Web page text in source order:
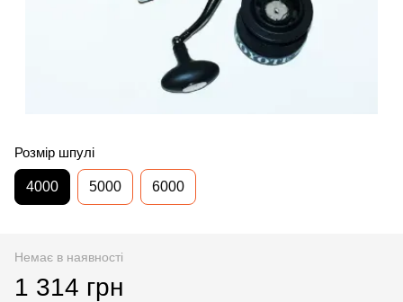
Розмір шпулі
4000 5000 6000
Немає в наявності
1 314 грн